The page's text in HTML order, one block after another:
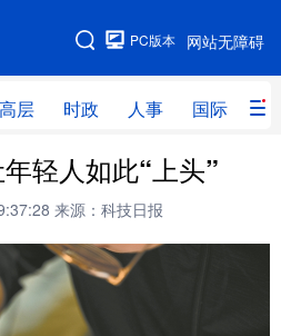
网站无障碍
PC版本
高层 时政 人事 国际 财
网站地图
时政 人事
网评
全球连线
量子
轻人如此“上头”
来源：科技日报